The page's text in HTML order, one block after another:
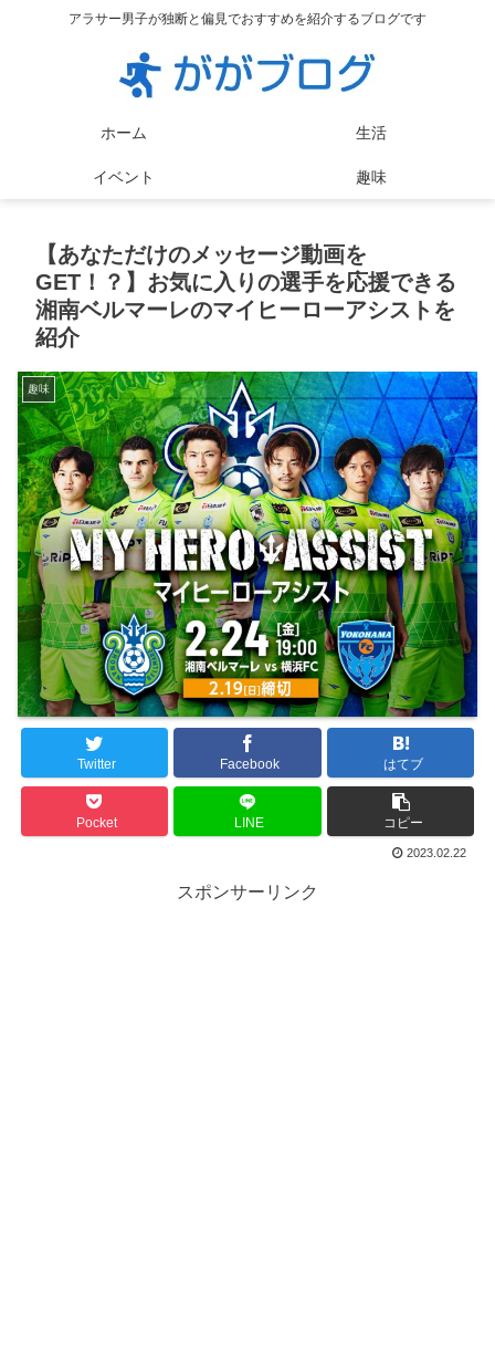
アラサー男子が独断と偏見でおすすめを紹介するブログです
ホーム 生活
イベント 趣味
【あなただけのメッセージ動画を
GET！？】お気に入りの選手を応援できる
湘南ベルマーレのマイヒーローアシストを
紹介
趣味
Twitter Facebook はてブ
Pocket LINE コピー
2023.02.22
スポンサーリンク